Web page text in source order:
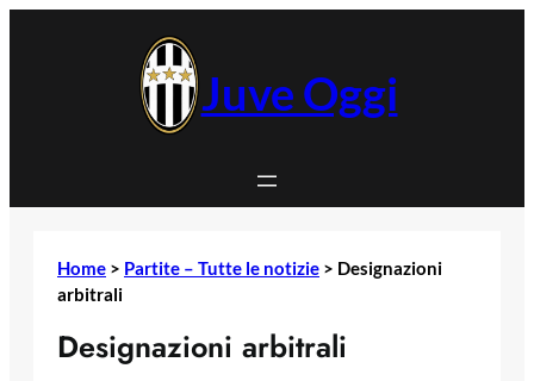
Juve Oggi
Home > Partite – Tutte le notizie > Designazioni
arbitrali
Designazioni arbitrali